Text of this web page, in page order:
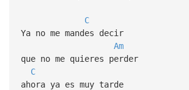
C
Ya no me mandes decir
Am
que no me quieres perder
C
ahora ya es muy tarde